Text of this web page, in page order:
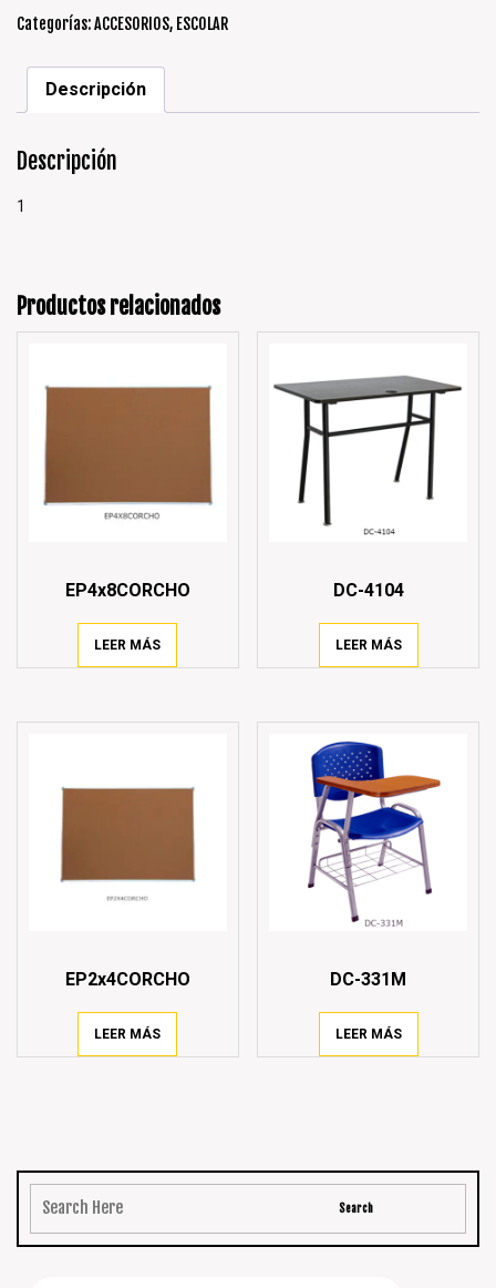
Categorías:ACCESORIOS, ESCOLAR
Descripción
Descripción
1
Productos relacionados
EP4x8CORCHO
LEER MÁS
DC-4104
LEER MÁS
EP2x4CORCHO
LEER MÁS
DC-331M
LEER MÁS